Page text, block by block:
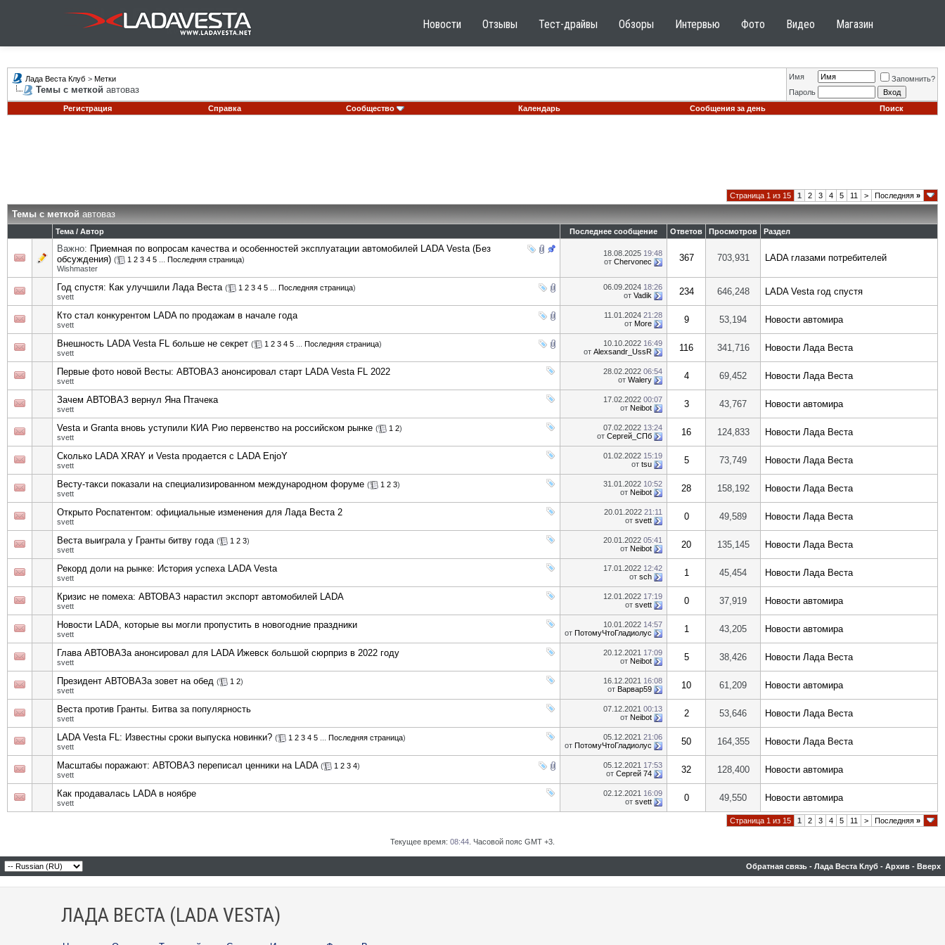
Новости Отзывы Тест-драйвы Обзоры Интервью Фото Видео Магазин
Лада Веста Клуб > Метки
Темы с меткой автоваз
Имя
Запомнить?
Пароль
Регистрация
Справка Сообщество Календарь Сообщения за день Поиск
Страница 1 из 15 1 2 3 4 5 11 > Последняя »
Темы с меткойавтоваз
Тема / Автор Последнее сообщение Ответов Просмотров Раздел
Важно: Приемная по вопросам качества и особенностей эксплуатации автомобилей LADA Vesta (Без
обсуждения) ( 1 2 3 4 5 Последняя страница)
Wishmaster
18.08.2025 19:48
от Chervonec 367 703,931 LADA глазами потребителей
Год спустя: Как улучшили Лада Веста ( 1 2 3 4 5 Последняя страница)
svett
06.09.2024 18:26
от Vadik 234 646,248 LADA Vesta год спустя
Кто стал конкурентом LADA по продажам в начале года
svett
11.01.2024 21:28
от More 9 53,194 Новости автомира
Внешность LADA Vesta FL больше не секрет ( 1 2 3 4 5 Последняя страница)
svett
10.10.2022 16:49
от Alexsandr_UssR 116 341,716 Новости Лада Веста
Первые фото новой Весты: АВТОВАЗ анонсировал старт LADA Vesta FL 2022
svett
28.02.2022 06:54
от Walery 4 69,452 Новости Лада Веста
Зачем АВТОВАЗ вернул Яна Птачека
svett
17.02.2022 00:07
от Neibot 3 43,767 Новости автомира
Vesta и Granta вновь уступили КИА Рио первенство на российском рынке ( 1 2)
svett
07.02.2022 13:24
от Сергей_СПб 16 124,833 Новости Лада Веста
Сколько LADA XRAY и Vesta продается с LADA EnjoY
svett
01.02.2022 15:19
от tsu 5 73,749 Новости Лада Веста
Весту-такси показали на специализированном международном форуме ( 1 2 3)
svett
31.01.2022 10:52
от Neibot 28 158,192 Новости Лада Веста
Открыто Роспатентом: официальные изменения для Лада Веста 2
svett
20.01.2022 21:11
от svett 0 49,589 Новости Лада Веста
Веста выиграла у Гранты битву года ( 1 2 3)
svett
20.01.2022 05:41
от Neibot 20 135,145 Новости Лада Веста
Рекорд доли на рынке: История успеха LADA Vesta
svett
17.01.2022 12:42
от sch 1 45,454 Новости Лада Веста
Кризис не помеха: АВТОВАЗ нарастил экспорт автомобилей LADA
svett
12.01.2022 17:19
от svett 0 37,919 Новости автомира
Новости LADA, которые вы могли пропустить в новогодние праздники
svett
10.01.2022 14:57
от ПотомуЧтоГладиолус 1 43,205 Новости автомира
Глава АВТОВАЗа анонсировал для LADA Ижевск большой сюрприз в 2022 году
svett
20.12.2021 17:09
от Neibot 5 38,426 Новости Лада Веста
Президент АВТОВАЗа зовет на обед ( 1 2)
svett
16.12.2021 16:08
от Варвар59 10 61,209 Новости автомира
Веста против Гранты. Битва за популярность
svett
07.12.2021 00:13
от Neibot 2 53,646 Новости Лада Веста
LADA Vesta FL: Известны сроки выпуска новинки? ( 1 2 3 4 5 Последняя страница)
svett
05.12.2021 21:06
от ПотомуЧтоГладиолус 50 164,355 Новости Лада Веста
Масштабы поражают: АВТОВАЗ переписал ценники на LADA ( 1 2 3 4)
svett
05.12.2021 17:53
от Сергей 74 32 128,400 Новости автомира
Как продавалась LADA в ноябре
svett
02.12.2021 16:09
от svett 0 49,550 Новости автомира
Страница 1 из 15 1 2 3 4 5 11 > Последняя »
Текущее время: 08:44 . Часовой пояс GMT +3.
Обратная связь - Лада Веста Клуб - Архив - Вверх
ЛАДА ВЕСТА (LADA VESTA)